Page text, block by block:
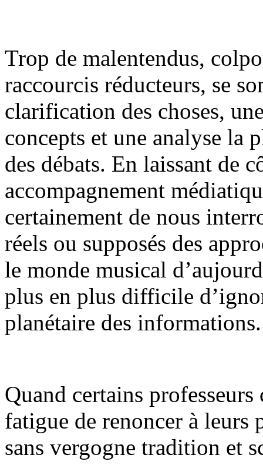
Trop de malentendus,
raccourcis réducteurs, se
clarification des choses,
concepts et une analyse la
des débats. En laissant de
accompagnement
certainement de nous
réels ou supposés des
le monde musical
plus en plus difficile
planétaire des informations.
Quand certains
fatigue de renoncer à leurs
sans vergogne tradition et